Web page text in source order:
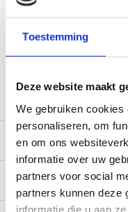
Toestemming
Deze website maakt
We gebruiken
personaliseren, om
en om ons
informatie over uw
partners voor social
partners kunnen deze
informatie die u aan
World wide shipping
*Zeer grote
verzending. Een
Beschrijving
Specificaties